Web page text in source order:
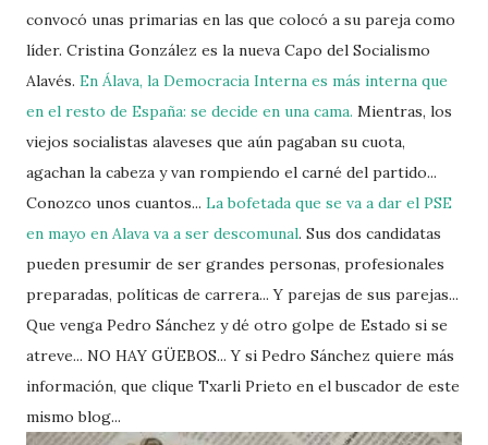
convocó unas primarias en las que colocó a su pareja como
líder. Cristina González es la nueva Capo del Socialismo
Alavés. En Álava, la Democracia Interna es más interna que
en el resto de España: se decide en una cama. Mientras, los
viejos socialistas alaveses que aún pagaban su cuota,
agachan la cabeza y van rompiendo el carné del partido...
Conozco unos cuantos... La bofetada que se va a dar el PSE
en mayo en Alava va a ser descomunal. Sus dos candidatas
pueden presumir de ser grandes personas, profesionales
preparadas, políticas de carrera... Y parejas de sus parejas...
Que venga Pedro Sánchez y dé otro golpe de Estado si se
atreve... NO HAY GÜEBOS... Y si Pedro Sánchez quiere más
información, que clique Txarli Prieto en el buscador de este
mismo blog...